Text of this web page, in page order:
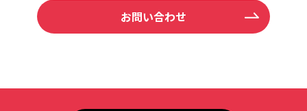
お問い合わせ